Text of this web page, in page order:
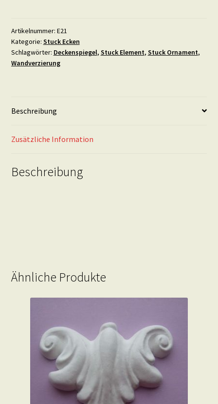
Artikelnummer: E21
Kategorie: Stuck Ecken
Schlagwörter: Deckenspiegel, Stuck Element, Stuck Ornament,
Wandverzierung
Beschreibung
Zusätzliche Information
Beschreibung
Ähnliche Produkte